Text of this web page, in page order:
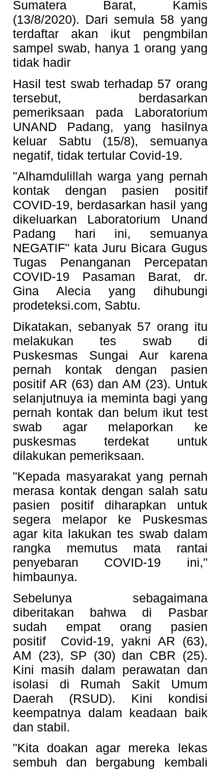
Sumatera Barat, Kamis
(13/8/2020). Dari semula 58 yang
terdaftar akan ikut pengmbilan
sampel swab, hanya 1 orang yang
tidak hadir
Hasil test swab terhadap 57 orang
tersebut, berdasarkan
pemeriksaan pada Laboratorium
UNAND Padang, yang hasilnya
keluar Sabtu (15/8), semuanya
negatif, tidak tertular Covid-19.
"Alhamdulillah warga yang pernah
kontak dengan pasien positif
COVID-19, berdasarkan hasil yang
dikeluarkan Laboratorium Unand
Padang hari ini, semuanya
NEGATIF" kata Juru Bicara Gugus
Tugas Penanganan Percepatan
COVID-19 Pasaman Barat, dr.
Gina Alecia yang dihubungi
prodeteksi.com, Sabtu.
Dikatakan, sebanyak 57 orang itu
melakukan tes swab di
Puskesmas Sungai Aur karena
pernah kontak dengan pasien
positif AR (63) dan AM (23). Untuk
selanjutnuya ia meminta bagi yang
pernah kontak dan belum ikut test
swab agar melaporkan ke
puskesmas terdekat untuk
dilakukan pemeriksaan.
"Kepada masyarakat yang pernah
merasa kontak dengan salah satu
pasien positif diharapkan untuk
segera melapor ke Puskesmas
agar kita lakukan tes swab dalam
rangka memutus mata rantai
penyebaran COVID-19 ini,"
himbaunya.
Sebelunya sebagaimana
diberitakan bahwa di Pasbar
sudah empat orang pasien
positif Covid-19, yakni AR (63),
AM (23), SP (30) dan CBR (25).
Kini masih dalam perawatan dan
isolasi di Rumah Sakit Umum
Daerah (RSUD). Kini kondisi
keempatnya dalam keadaan baik
dan stabil.
"Kita doakan agar mereka lekas
sembuh dan bergabung kembali